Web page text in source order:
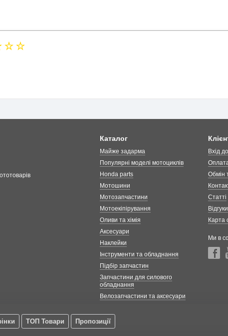
Каталог
Майже задарма
Популярні моделі мотоциклів
Honda parts
Мотошини
Мотозапчастини
Мотоекіпірування
Оливи та хімія
Аксесуари
Наклейки
Інструменти та обладнання
Підбір запчастин
Запчастини для силового
обладнання
Велозапчастини та аксесуари
Вхід
Обмін
Статті
Відгуки
Карта
Ми в
ТОП Товари Пропозиції